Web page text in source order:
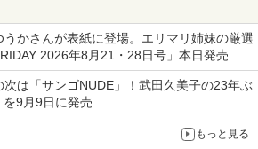
うかさんが表紙に登場。エリマリ姉妹の厳選
2026年8⽉21・28日号」本日発売
次は「サンゴNUDE」！武田久美子の23年ぶ
を9月9日に発売
もっと見る